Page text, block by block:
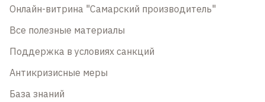
Онлайн-витрина "Самарский производитель"
Все полезные материалы
Поддержка в условиях санкций
Антикризисные меры
База знаний